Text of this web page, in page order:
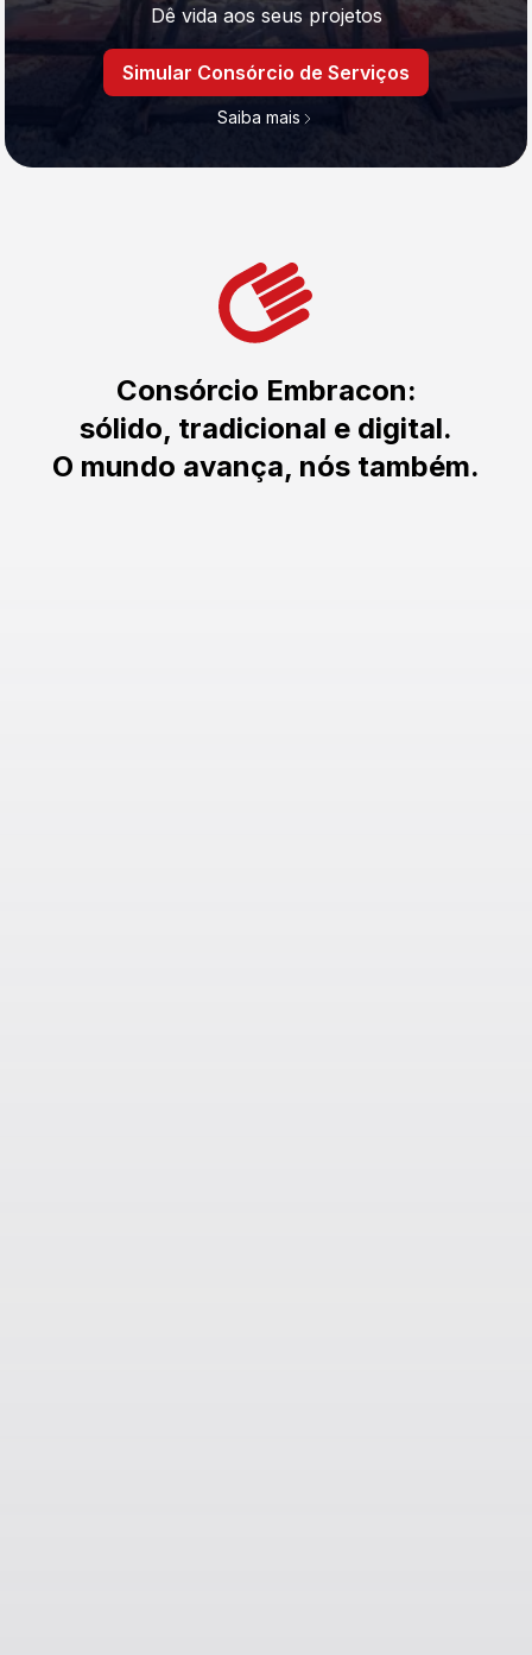
Dê vida aos seus projetos
Simular Consórcio de Serviços
Saiba mais
Consórcio Embracon:
sólido, tradicional e digital.
O mundo avança, nós também.